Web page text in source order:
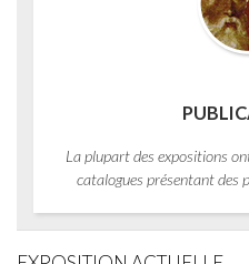
La plupart des expositions
catalogues présentant des